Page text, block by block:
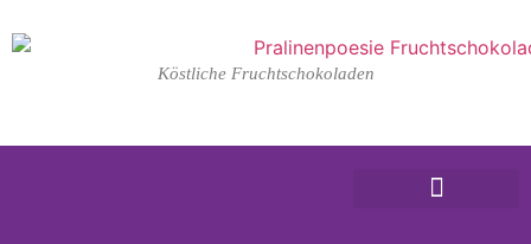
Köstliche Fruchtschokoladen